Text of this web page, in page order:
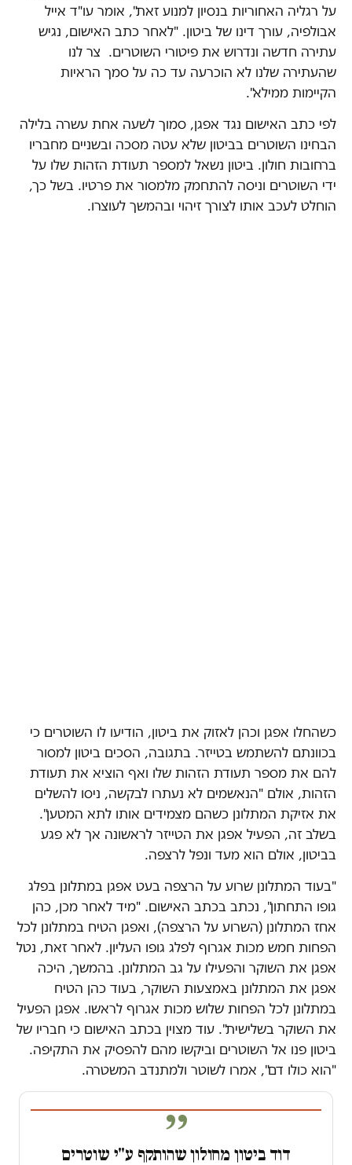
על רגליה האחוריות בנסיון למנוע זאת", אומר עו"ד אייל
אבולפיה, עורך דינו של ביטון. "לאחר כתב האישום, נגיש
עתירה חדשה ונדרוש את פיטורי השוטרים. צר לנו
שהעתירה שלנו לא הוכרעה עד כה על סמך הראיות
הקיימות ממילא".
לפי כתב האישום נגד אפגן, סמוך לשעה אחת עשרה בלילה
הבחינו השוטרים בביטון שלא עטה מסכה ובשניים מחבריו
ברחובות חולון. ביטון נשאל למספר תעודת הזהות שלו על
ידי השוטרים וניסה להתחמק מלמסור את פרטיו. בשל כך,
הוחלט לעכב אותו לצורך זיהוי ובהמשך לעוצרו.
כשהחלו אפגן וכהן לאזוק את ביטון, הודיעו לו השוטרים כי
בכוונתם להשתמש בטייזר. בתגובה, הסכים ביטון למסור
להם את מספר תעודת הזהות שלו ואף הוציא את תעודת
הזהות, אולם "הנאשמים לא נעתרו לבקשה, ניסו להשלים
את אזיקת המתלונן כשהם מצמידים אותו לתא המטען".
בשלב זה, הפעיל אפגן את הטייזר לראשונה אך לא פגע
בביטון, אולם הוא מעד ונפל לרצפה.
"בעוד המתלונן שרוע על הרצפה בעט אפגן במתלונן בפלג
גופו התחתון", נכתב בכתב האישום. "מיד לאחר מכן, כהן
אחז המתלונן (השרוע על הרצפה), ואפגן הטיח במתלונן לכל
הפחות חמש מכות אגרוף לפלג גופו העליון. לאחר זאת, נטל
אפגן את השוקר והפעילו על גב המתלונן. בהמשך, היכה
אפגן את המתלונן באמצעות השוקר, בעוד כהן הטיח
במתלונן לכל הפחות שלוש מכות אגרוף לראשו. אפגן הפעיל
את השוקר בשלישית". עוד מצוין בכתב האישום כי חבריו של
ביטון פנו אל השוטרים וביקשו מהם להפסיק את התקיפה.
"הוא כולו דם", אמרו לשוטר ולמתנדב המשטרה.
דוד ביטון מחולון שהותקף ע"י שוטרים